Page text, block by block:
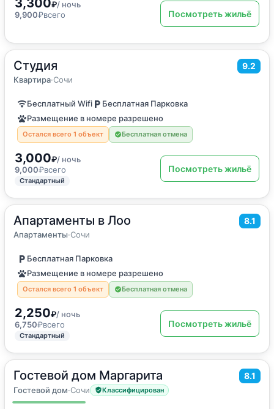
3,300₽/ ночь
9,900₽всего Посмотреть жильё
Студия 9.2
Квартира·Сочи
25 м2· 3 гостя
Квартира
Бесплатный Wifi
Бесплатная Парковка
Размещение в номере разрешено
Остался всего 1 объект Бесплатная отмена
3,000₽/ ночь
9,000₽всего
Стандартный
Посмотреть жильё
Апартаменты в Лоо 8.1
Апартаменты·Сочи
26м2·4 гостя
Бесплатная Парковка
Размещение в номере разрешено
Остался всего 1 объект Бесплатная отмена
2,250₽/ ночь
6,750₽всего
Стандартный
Посмотреть жильё
Гостевой дом Маргарита 8.1
Гостевой дом·Сочи Классифицирован
18м2·2 гостя
Двухместный номер с 2 отдельными кроватями